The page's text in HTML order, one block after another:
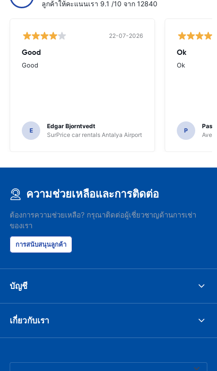
ลูกค้าให้คะแนนเรา 9.1 /10 จาก 12840
22-07-2026
Good
Good
E
Edgar Bjorntvedt
SurPrice car rentals Antalya Airport
Ok
Ok
P
Avec
ความช่วยเหลือและการติดต่อ
ต้องการความช่วยเหลือ? กรุณาติดต่อผู้เชี่ยวชาญด้านการเช่า
ของเรา
การสนับสนุนลูกค้า
บัญชี
เกี่ยวกับเรา